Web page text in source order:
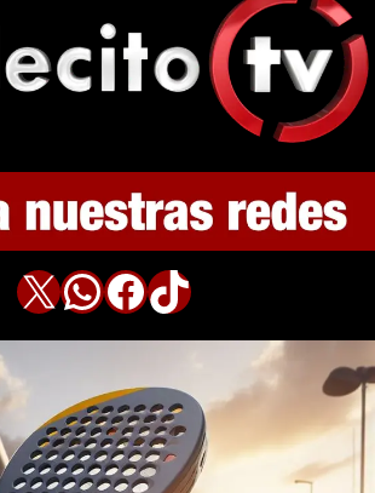
X WhatsApp Facebook TikTok